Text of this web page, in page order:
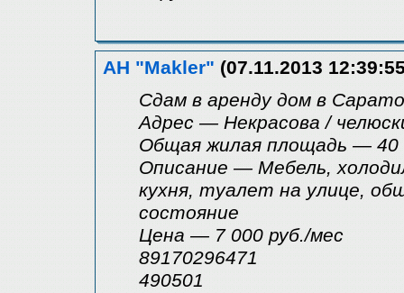
АН "Makler" (07.11.2013
Сдам в аренду дом в
Адрес — Некрасова /
Общая жилая площадь — 40
Описание — Мебель,
кухня, туалет на улице,
состояние
Цена — 7 000 руб./мес
89170296471
490501